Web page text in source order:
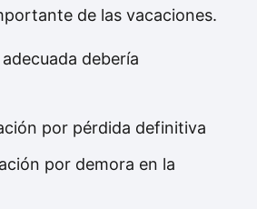
de las vacaciones.
debería
por pérdida definitiva
por demora en la